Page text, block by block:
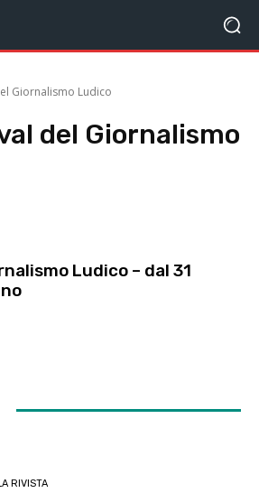
Giornalismo Ludico
del Giornalismo
Ludico – dal 31
RIVISTA